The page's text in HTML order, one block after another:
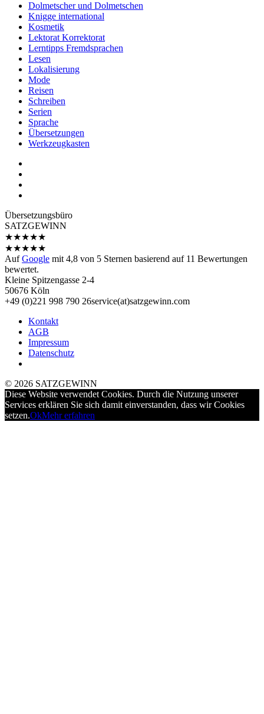
Dolmetscher und Dolmetschen
Knigge international
Kosmetik
Lektorat Korrektorat
Lerntipps Fremdsprachen
Lesen
Lokalisierung
Mode
Reisen
Schreiben
Serien
Sprache
Übersetzungen
Werkzeugkasten
Übersetzungs­büro
SATZGEWINN
★★★★★
★★★★★
AufGoogle mit 4,8 von 5 Sternen basierend auf 11 Bewertungen
bewertet.
Kleine Spitzengasse 2-4
50676 Köln
+49 (0)221 998 790 26service(at)satz­gewinn.com
Kontakt
AGB
Impressum
Datenschutz
© 2026 SATZGEWINN
Diese Website verwendet Cookies. Durch die Nutzung unserer
Services erklären Sie sich damit einverstanden, dass wir Cookies
setzen.OkMehr erfahren